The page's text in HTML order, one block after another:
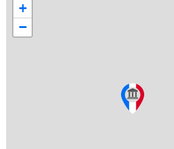
+
−